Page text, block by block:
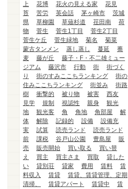
上
花博 花火の見える家
花見
苔
苦労 英会話 茅ヶ崎市
茨城
県
草柳園 草薙杉道 荏田南
荷
物
菅生 菅生1丁目
菅生2丁目
菅生ケ丘
菅生緑地 菊名
菊菜
蒙古タンメン
蒸し蒸し 蔓延
蕎
麦
藤が丘
藤子・F・不二雄ミュー
ジアム
藤沢市 行動 街
街づく
り
街のすみここちランキング
街の
住みここちランキング
街並み
街路
樹
衝撃的 被り物 被害
西友
見学
規制 視認性 親身
観光
地
観光客 角 角地 角部屋
解
体
解除 記録的 設備
設備充
実
試算 読売ランド
読売ランド
前
課税 谷戸山公園 豊島屋
販
売
販売開始 買い取る
買い替
え
買主 買主さま 買取
貸した
い
貸別荘 貸家 費用 賃料
賃
料収入
賃貸
賃貸、賃貸管理、定期
清掃、
賃貸アパート 賃貸中
賃